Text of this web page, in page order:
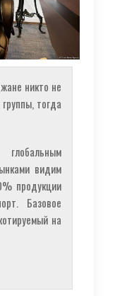
никто не
тогда
видим
продукции
Базовое
на